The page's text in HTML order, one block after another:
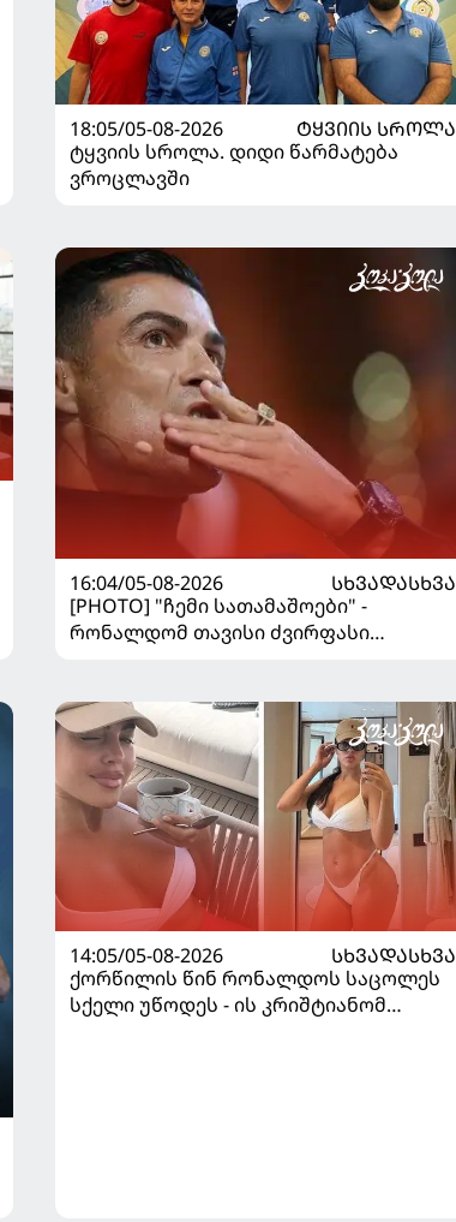
18:05/05-08-2026
ᲢᲧᲕᲘᲘᲡ ᲡᲠᲝᲚᲐ
ტყვიის სროლა. დიდი წარმატება
ვროცლავში
16:04/05-08-2026
ᲡᲮᲕᲐᲓᲐᲡᲮᲕᲐ
[PHOTO] "ჩემი სათამაშოები" -
რონალდომ თავისი ძვირფასი
14:05/05-08-2026
ᲡᲮᲕᲐᲓᲐᲡᲮᲕᲐ
ქორწილის წინ რონალდოს საცოლეს
სქელი უწოდეს - ის კრიშტიანომ